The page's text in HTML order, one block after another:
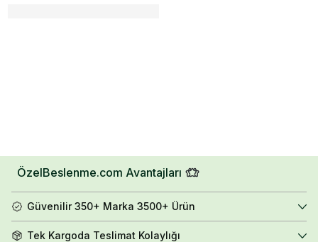
ÖzelBeslenme.com Avantajları
Güvenilir 350+ Marka 3500+ Ürün
Tek Kargoda Teslimat Kolaylığı